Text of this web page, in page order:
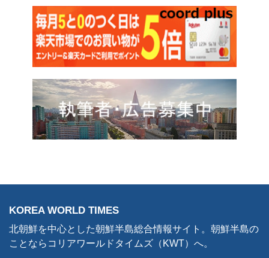
KOREA WORLD TIMES
北朝鮮を中心とした朝鮮半島総合情報サイト。朝鮮半島の
ことならコリアワールドタイムズ（KWT）へ。